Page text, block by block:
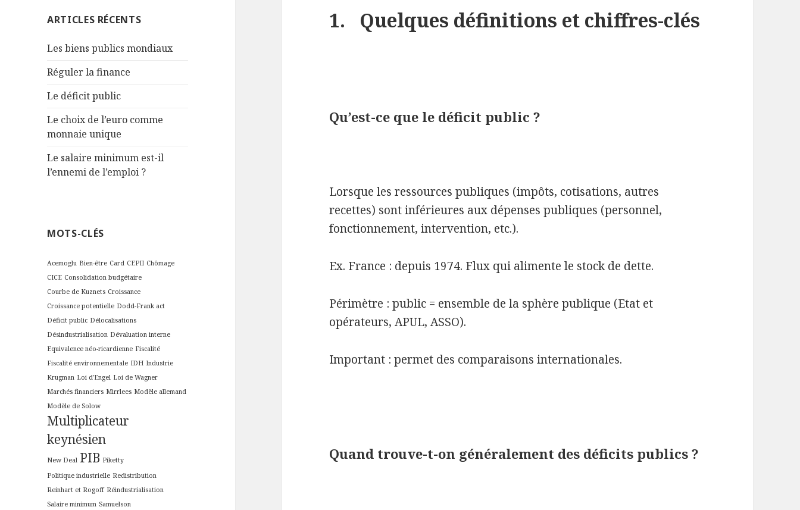
ARTICLES RÉCENTS
Les biens publics mondiaux
Réguler la finance
Le déficit public
Le choix de l’euro comme
monnaie unique
Le salaire minimum est-il
l’ennemi de l’emploi ?
MOTS-CLÉS
Acemoglu Bien-être Card CEPII Chômage
CICE Consolidation budgétaire
Courbe de Kuznets Croissance
Croissance potentielle Dodd-Frank act
Déficit public Délocalisations
Désindustrialisation Dévaluation interne
Equivalence néo-ricardienne Fiscalité
Fiscalité environnementale IDH Industrie
Krugman Loi d'Engel Loi de Wagner
Marchés financiers Mirrlees Modèle allemand
Modèle de Solow
Multiplicateur
keynésien
New Deal PIB Piketty
Politique industrielle Redistribution
Reinhart et Rogoff Réindustrialisation
Salaire minimum Samuelson
1. Quelques définitions et chiffres-clés
Qu’est-ce que le déficit public ?
Lorsque les ressources publiques (impôts, cotisations, autres
recettes) sont inférieures aux dépenses publiques (personnel,
fonctionnement, intervention, etc.).
Ex. France : depuis 1974. Flux qui alimente le stock de dette.
Périmètre : public = ensemble de la sphère publique (Etat et
opérateurs, APUL, ASSO).
Important : permet des comparaisons internationales.
Quand trouve-t-on généralement des déficits publics ?